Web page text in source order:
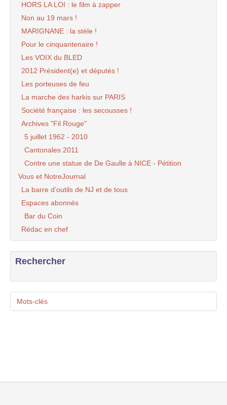
HORS LA LOI : le film à zapper
Non au 19 mars !
MARIGNANE : la stèle !
Pour le cinquantenaire !
Les VOIX du BLED
2012 Président(e) et députés !
Les porteuses de feu
La marche des harkis sur PARIS
Société française : les secousses !
Archives "Fil Rouge"
5 juillet 1962 - 2010
Cantonales 2011
Contre une statue de De Gaulle à NICE - Pétition
Vous et NotreJournal
La barre d’outils de NJ et de tous
Espaces abonnés
Bar du Coin
Rédac en chef
Rechercher
Mots-clés